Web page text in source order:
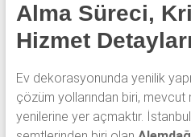
Alma Süreci,
Hizmet Detayları
Ev dekorasyonunda yenilik
çözüm yollarından biri, mevcut
yenilerine yer açmaktır.